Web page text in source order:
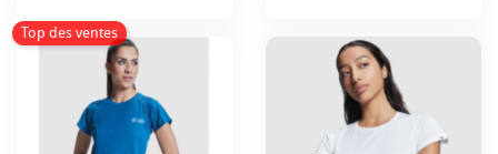
Top des ventes